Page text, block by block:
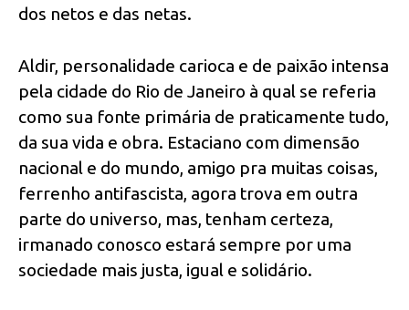
dos netos e das netas.
Aldir, personalidade carioca e de paixão intensa
pela cidade do Rio de Janeiro à qual se referia
como sua fonte primária de praticamente tudo,
da sua vida e obra. Estaciano com dimensão
nacional e do mundo, amigo pra muitas coisas,
ferrenho antifascista, agora trova em outra
parte do universo, mas, tenham certeza,
irmanado conosco estará sempre por uma
sociedade mais justa, igual e solidário.